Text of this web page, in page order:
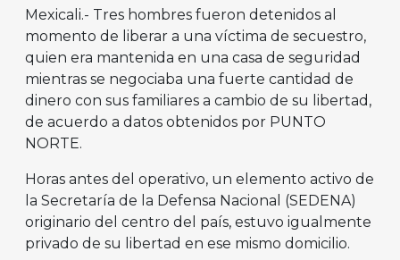
Mexicali.- Tres hombres fueron detenidos al
momento de liberar a una víctima de secuestro,
quien era mantenida en una casa de seguridad
mientras se negociaba una fuerte cantidad de
dinero con sus familiares a cambio de su libertad,
de acuerdo a datos obtenidos por PUNTO
NORTE.
Horas antes del operativo, un elemento activo de
la Secretaría de la Defensa Nacional (SEDENA)
originario del centro del país, estuvo igualmente
privado de su libertad en ese mismo domicilio.